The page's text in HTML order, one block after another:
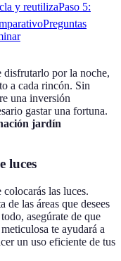
y reutilizaPaso 5:
Preguntas
por la noche,
a cada rincón. Sin
una inversión
gastar una fortuna.
jardín
luces
las luces.
las áreas que desees
asegúrate de que
te ayudará a
un uso eficiente de tus